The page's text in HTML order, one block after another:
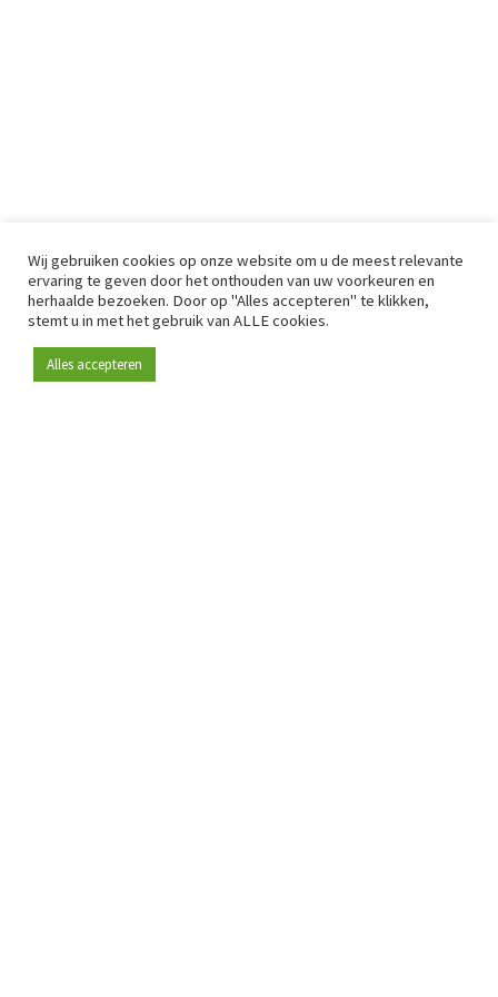
Wij gebruiken cookies op onze website om u de meest relevante
ervaring te geven door het onthouden van uw voorkeuren en
herhaalde bezoeken. Door op "Alles accepteren" te klikken,
stemt u in met het gebruik van ALLE cookies.
Alles accepteren